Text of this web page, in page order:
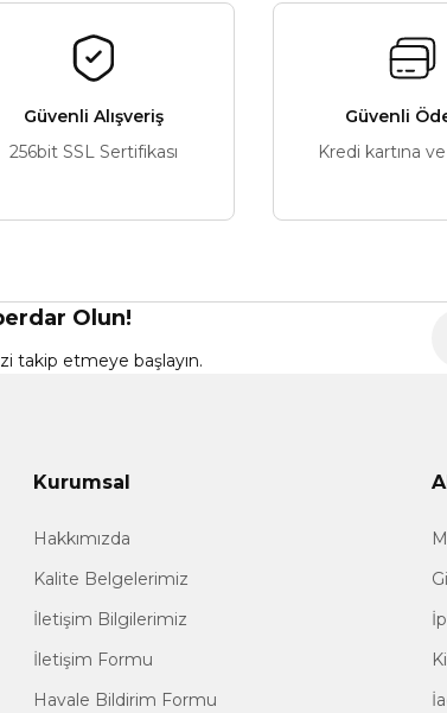
Güvenli Alışveriş
256bit SSL Sertifikası
Güvenli
Kredi kartına
Olun!
takip etmeye başlayın.
Kurumsal
Hakkımızda
Kalite Belgelerimiz
İletişim Bilgilerimiz
İletişim Formu
Havale Bildirim Formu